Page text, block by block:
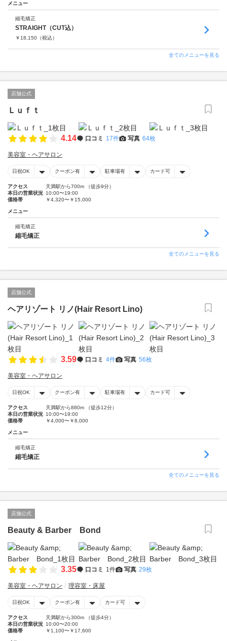
メニュー
縮毛矯正
STRAIGHT（CUT込）
￥ 18,150 （税込）
全てのメニューを見る
店舗公式
Ｌｕｆｔ
4.14 口コミ 17件 写真 64枚
美容室・ヘアサロン
日祝OK クーポン有 駐車場有 カード可
アクセス
天満駅から700m （徒歩9分）
本日の営業状況 10:00〜19:00
価格帯
￥4,320〜￥15,000
メニュー
縮毛矯正
縮毛矯正
全てのメニューを見る
店舗公式
ヘアリゾート リノ(Hair Resort Lino)
3.59 口コミ 4件 写真 56枚
美容室・ヘアサロン
日祝OK クーポン有 駐車場有 カード可
アクセス
天満駅から880m （徒歩12分）
本日の営業状況 10:00〜19:00
価格帯
￥4,000〜￥8,000
メニュー
縮毛矯正
縮毛矯正
全てのメニューを見る
店舗公式
Beauty & Barber Bond
3.35 口コミ 1件 写真 29枚
美容室・ヘアサロン 理容室・床屋
日祝OK クーポン有 カード可
アクセス
天満駅から300m （徒歩4分）
本日の営業状況 10:00〜20:00
価格帯
￥1,100〜￥17,600